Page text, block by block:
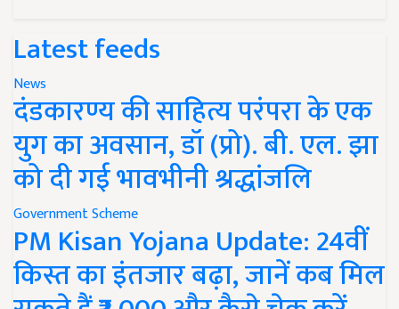
Latest feeds
News
दंडकारण्य की साहित्य परंपरा के एक
युग का अवसान, डॉ (प्रो). बी. एल. झा
को दी गई भावभीनी श्रद्धांजलि
Government Scheme
PM Kisan Yojana Update: 24वीं
किस्त का इंतजार बढ़ा, जानें कब मिल